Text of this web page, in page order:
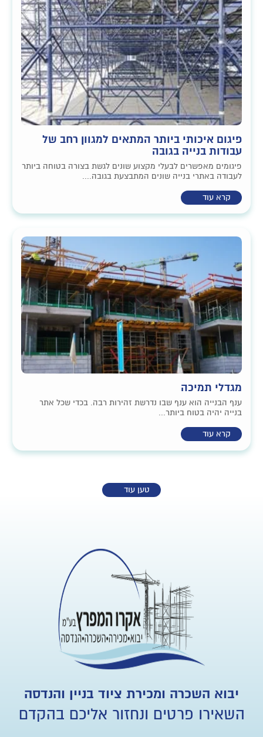
פיגום איכותי ביותר המתאים למגוון רחב של
עבודות בנייה בגובה
פיגומים מאפשרים לבעלי מקצוע שונים לגשת בצורה בטוחה ביותר
לעבודה באתרי בנייה שונים המתבצעת בגובה....
קרא עוד
מגדלי תמיכה
ענף הבנייה הוא ענף שבו נדרשת זהירות רבה. בכדי שכל אתר
בנייה יהיה בטוח ביותר...
קרא עוד
טען עוד
יבוא השכרה ומכירת ציוד בניין והנדסה
השאירו פרטים ונחזור אליכם בהקדם